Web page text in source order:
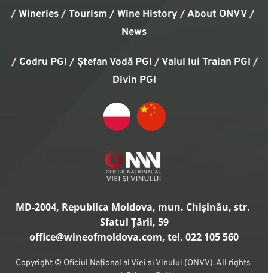
/Wineries/Tourism /Wine History / About ONVV/
News
/ Codru PGI / Ștefan Vodă PGI /Valul lui Traian PGI
Divin PGI
MD-2004, Republica Moldova, mun. Chișinău, str.
Sfatul Țării, 59
office@wineofmoldova.com, tel. 022 105 560
Copyright © Oficiul Național al Viei și Vinului (ONVV). All rights